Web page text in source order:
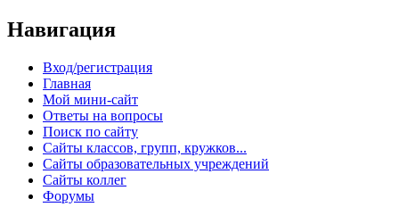
Навигация
Вход/регистрация
Главная
Мой мини-сайт
Ответы на вопросы
Поиск по сайту
Сайты классов, групп, кружков...
Сайты образовательных учреждений
Сайты коллег
Форумы